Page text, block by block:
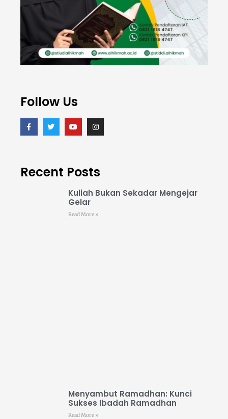
Follow Us
Recent Posts
Kuliah Bukan Sekadar Mengejar
Gelar
Read More »
Menyambut Ramadhan: Kunci
Sukses Ibadah Ramadhan
Read More »